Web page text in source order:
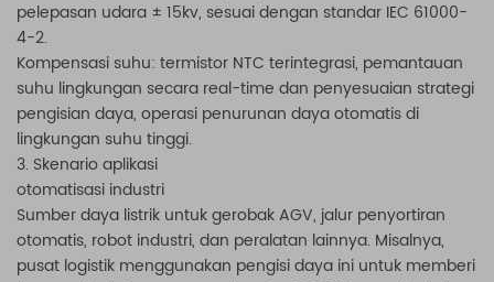
pelepasan udara ± 15kv, sesuai dengan standar IEC 61000-
4-2.
Kompensasi suhu: termistor NTC terintegrasi, pemantauan
suhu lingkungan secara real-time dan penyesuaian strategi
pengisian daya, operasi penurunan daya otomatis di
lingkungan suhu tinggi.
3. Skenario aplikasi
otomatisasi industri
Sumber daya listrik untuk gerobak AGV, jalur penyortiran
otomatis, robot industri, dan peralatan lainnya. Misalnya,
pusat logistik menggunakan pengisi daya ini untuk memberi